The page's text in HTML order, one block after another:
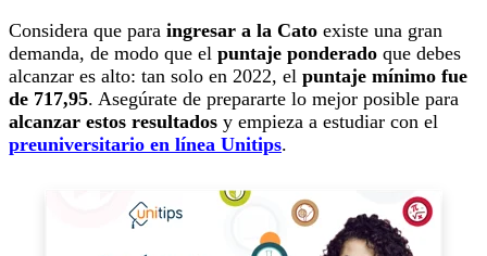
Considera que para ingresar a la Cato existe una gran
demanda, de modo que el puntaje ponderado que debes
alcanzar es alto: tan solo en 2022, el puntaje mínimo fue
de 717,95. Asegúrate de prepararte lo mejor posible para
alcanzar estos resultados y empieza a estudiar con el
preuniversitario en línea Unitips.